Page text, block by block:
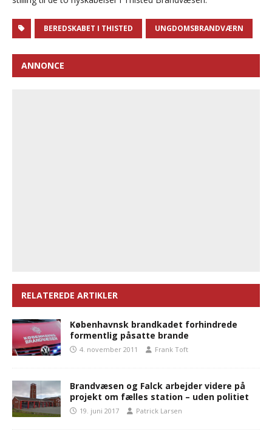
BEREDSKABET I THISTED UNGDOMSBRANDVÆRN
ANNONCE
RELATEREDE ARTIKLER
Københavnsk brandkadet forhindrede
formentlig påsatte brande
4. november 2011 Frank Toft
Brandvæsen og Falck arbejder videre på
projekt om fælles station – uden politiet
19. juni 2017 Patrick Larsen